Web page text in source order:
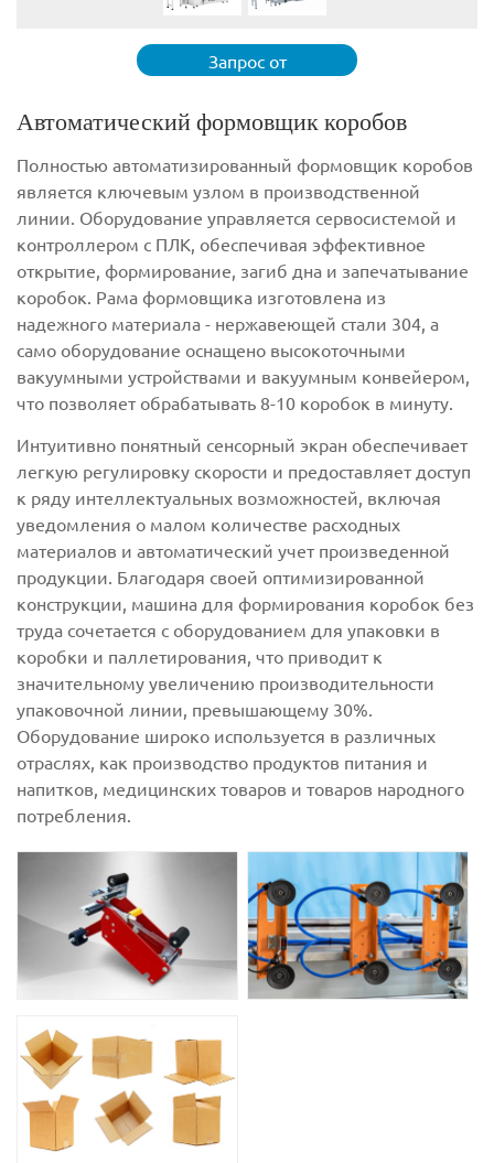
Запрос от
Автоматический формовщик коробов
Полностью автоматизированный формовщик коробов
является ключевым узлом в производственной
линии. Оборудование управляется сервосистемой и
контроллером с ПЛК, обеспечивая эффективное
открытие, формирование, загиб дна и запечатывание
коробок. Рама формовщика изготовлена из
надежного материала - нержавеющей стали 304, а
само оборудование оснащено высокоточными
вакуумными устройствами и вакуумным конвейером,
что позволяет обрабатывать 8-10 коробок в минуту.
Интуитивно понятный сенсорный экран обеспечивает
легкую регулировку скорости и предоставляет доступ
к ряду интеллектуальных возможностей, включая
уведомления о малом количестве расходных
материалов и автоматический учет произведенной
продукции. Благодаря своей оптимизированной
конструкции, машина для формирования коробок без
труда сочетается с оборудованием для упаковки в
коробки и паллетирования, что приводит к
значительному увеличению производительности
упаковочной линии, превышающему 30%.
Оборудование широко используется в различных
отраслях, как производство продуктов питания и
напитков, медицинских товаров и товаров народного
потребления.